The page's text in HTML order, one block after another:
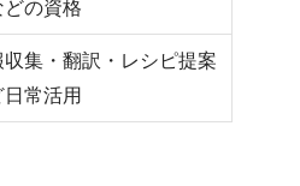
どの資格
収集・翻訳・レシピ提案
日常活用